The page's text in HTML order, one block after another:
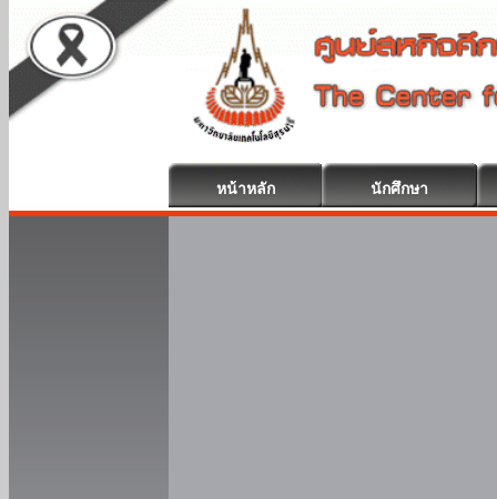
หน้าหลัก นักศึกษา